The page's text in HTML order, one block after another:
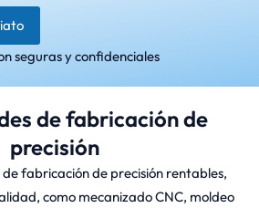
seguras y confidenciales
de fabricación de
precisión
fabricación de precisión rentables,
como mecanizado CNC, moldeo